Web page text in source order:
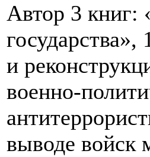
Автор 3 книг:
и
военно-
выводе войск